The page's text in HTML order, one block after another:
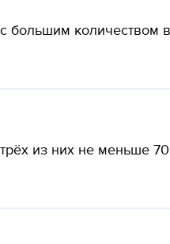
большим количеством
из них не меньше